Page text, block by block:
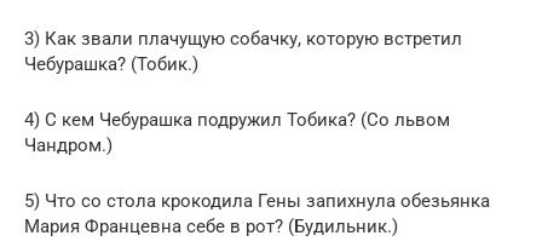
3) Как звали плачущую собачку, которую встретил
Чебурашка? (Тобик.)
4) С кем Чебурашка подружил Тобика? (Со львом
Чандром.)
5) Что со стола крокодила Гены запихнула обезьянка
Мария Францевна себе в рот? (Будильник.)